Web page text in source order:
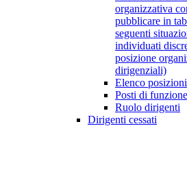
organizzativa
pubblicare in
seguenti
individuati
posizione
dirigenziali)
Elenco
Posti di
Ruolo dirigenti
Dirigenti cessati